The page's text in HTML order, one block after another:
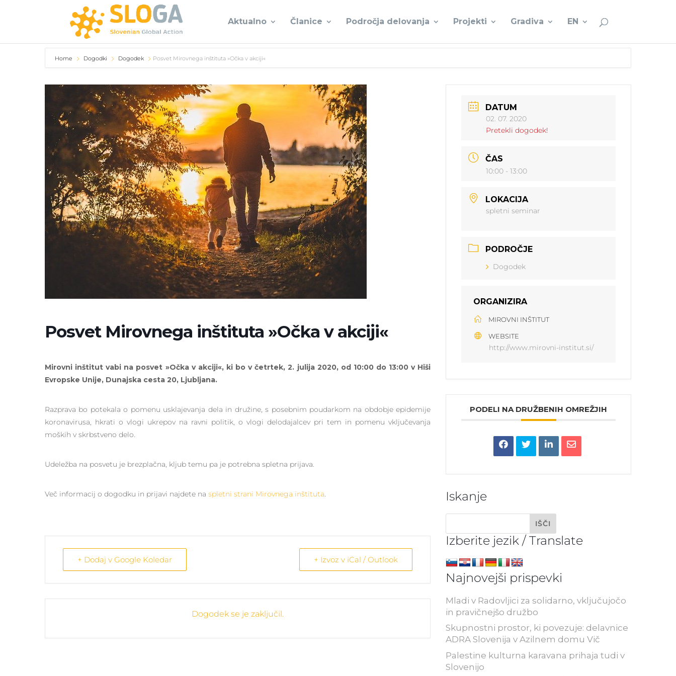
Aktualno Članice Področja delovanja Projekti Gradiva EN
Home Dogodki Dogodek Posvet Mirovnega inštituta »Očka v akciji«
Posvet Mirovnega inštituta »Očka v akciji«
Mirovni inštitut vabi na posvet »Očka v akciji«, ki bo v četrtek, 2. julija 2020, od 10:00 do 13:00 v Hiši
Evropske Unije, Dunajska cesta 20, Ljubljana.
Razprava bo potekala o pomenu usklajevanja dela in družine, s posebnim poudarkom na obdobje epidemije
koronavirusa, hkrati o vlogi ukrepov na ravni politik, o vlogi delodajalcev pri tem in pomenu vključevanja
moških v skrbstveno delo.
Udeležba na posvetu je brezplačna, kljub temu pa je potrebna spletna prijava.
Več informacij o dogodku in prijavi najdete na spletni strani Mirovnega inštituta.
+ Dodaj v Google Koledar + Izvoz v iCal / Outlook
Dogodek se je zaključil.
DATUM
02. 07. 2020
Pretekli dogodek!
ČAS
10:00 - 13:00
LOKACIJA
spletni seminar
PODROČJE
Dogodek
ORGANIZIRA
MIROVNI INŠTITUT
WEBSITE
http://www.mirovni-institut.si/
PODELI NA DRUŽBENIH OMREŽJIH
Iskanje
Izberite jezik / Translate
Najnovejši prispevki
Mladi v Radovljici za solidarno, vključujočo
in pravičnejšo družbo
Skupnostni prostor, ki povezuje: delavnice
ADRA Slovenija v Azilnem domu Vič
Palestine kulturna karavana prihaja tudi v
Slovenijo